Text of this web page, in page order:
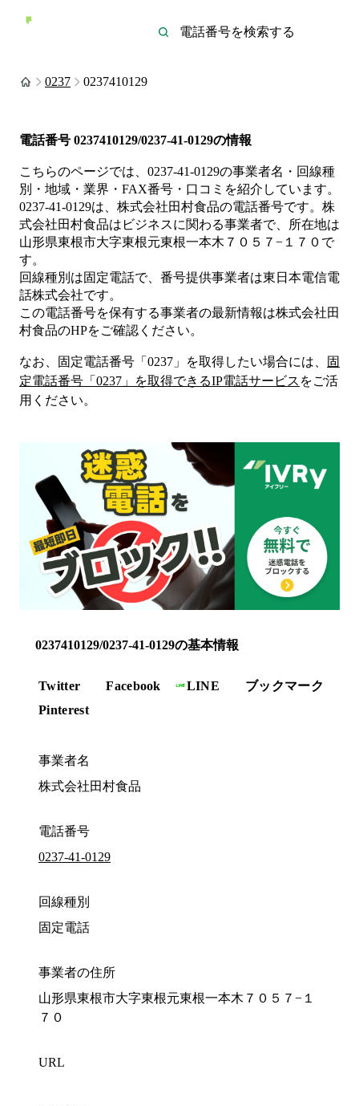
0237 0237410129
電話番号 0237410129/0237-41-0129の情報
こちらのページでは、 0237-41-0129の事業者名・回線種
別・地域・業界・FAX番号・口コミを紹介しています。
0237-41-0129は、 株式会社田村食品の電話番号です。 株
式会社田村食品は ビジネスに関わる事業者で、所在地は
山形県東根市大字東根元東根一本木７０５７−１７０ で
す。
回線種別は固定電話で、番号提供事業者は東日本電信電
話株式会社です。
この電話番号を保有する事業者の最新情報は株式会社田
村食品のHPをご確認ください。
なお、固定電話番号「 0237 」を取得したい場合には、
固
定電話番号「 0237 」を取得できるIP電話サービス をご活
用ください。
0237410129/0237-41-0129の基本情報
Twitter Facebook LINE
ブックマーク
Pinterest
事業者名
株式会社田村食品
電話番号
0237-41-0129
回線種別
固定電話
事業者の住所
山形県東根市大字東根元東根一本木７０５７−１
７０
URL